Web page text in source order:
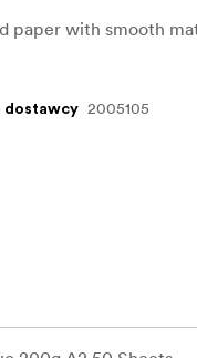
paper with smooth
dostawcy 2005105